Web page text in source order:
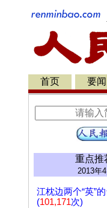
首页 要闻
重点推
2013年
江枕边两个“英”
(101,171次)